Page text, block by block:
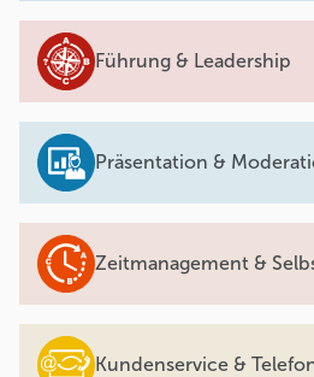
Führung & Leadership
Präsentation &
Zeitmanagement &
Kundenservice &